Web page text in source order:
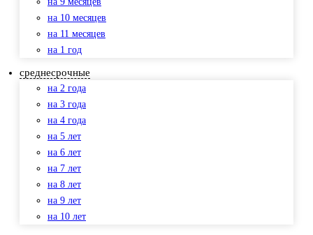
на 10 месяцев
на 11 месяцев
на 1 год
среднесрочные
на 2 года
на 3 года
на 4 года
на 5 лет
на 6 лет
на 7 лет
на 8 лет
на 9 лет
на 10 лет